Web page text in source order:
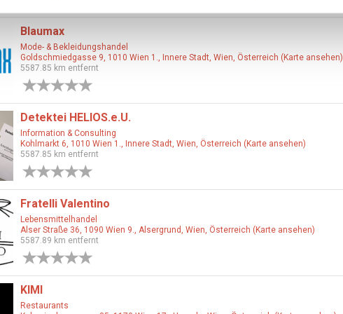
Blaumax
Mode- & Bekleidungshandel
Goldschmiedgasse 9, 1010 Wien 1., Innere Stadt, Wien, Österreich (Karte ansehen)
5587.85 km entfernt
Detektei HELIOS.e.U.
Information & Consulting
Kohlmarkt 6, 1010 Wien 1., Innere Stadt, Wien, Österreich (Karte ansehen)
5587.85 km entfernt
Fratelli Valentino
Lebensmittelhandel
Alser Straße 36, 1090 Wien 9., Alsergrund, Wien, Österreich (Karte ansehen)
5587.89 km entfernt
KIMI
Restaurants